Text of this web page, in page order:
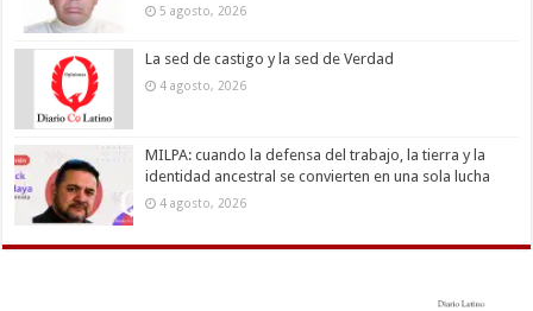
5 agosto, 2026
La sed de castigo y la sed de Verdad
4 agosto, 2026
MILPA: cuando la defensa del trabajo, la tierra y la
identidad ancestral se convierten en una sola lucha
4 agosto, 2026